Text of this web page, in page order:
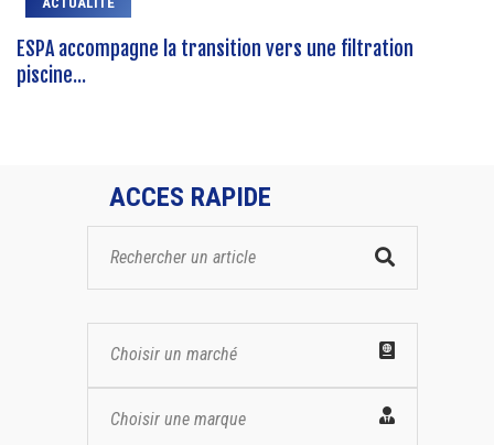
ESPA accompagne la transition vers une filtration
piscine...
ACCES RAPIDE
Choisir un marché
Choisir une marque